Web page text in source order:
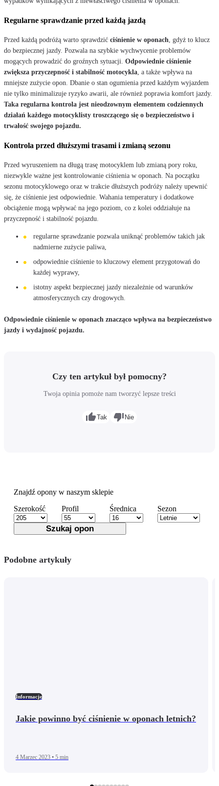
Regularne sprawdzanie przed każdą jazdą
Przed każdą podróżą warto sprawdzić ciśnienie w oponach, gdyż to klucz
do bezpiecznej jazdy. Pozwala na szybkie wychwycenie problemów
mogących prowadzić do groźnych sytuacji. Odpowiednie ciśnienie
zwiększa przyczepność i stabilność motocykla, a także wpływa na
mniejsze zużycie opon. Dbanie o stan ogumienia przed każdym wyjazdem
nie tylko minimalizuje ryzyko awarii, ale również poprawia komfort jazdy.
Taka regularna kontrola jest nieodzownym elementem codziennych
działań każdego motocyklisty troszczącego się o bezpieczeństwo i
trwałość swojego pojazdu.
Kontrola przed dłuższymi trasami i zmianą sezonu
Przed wyruszeniem na długą trasę motocyklem lub zmianą pory roku,
niezwykle ważne jest kontrolowanie ciśnienia w oponach. Na początku
sezonu motocyklowego oraz w trakcie dłuższych podróży należy upewnić
się, że ciśnienie jest odpowiednie. Wahania temperatury i dodatkowe
obciążenie mogą wpływać na jego poziom, co z kolei oddziałuje na
przyczepność i stabilność pojazdu.
regularne sprawdzanie pozwala uniknąć problemów takich jak
nadmierne zużycie paliwa,
odpowiednie ciśnienie to kluczowy element przygotowań do
każdej wyprawy,
istotny aspekt bezpiecznej jazdy niezależnie od warunków
atmosferycznych czy drogowych.
Odpowiednie ciśnienie w oponach znacząco wpływa na bezpieczeństwo
jazdy i wydajność pojazdu.
Czy ten artykuł był pomocny?
Twoja opinia pomoże nam tworzyć lepsze treści
Tak Nie
Znajdź opony w naszym sklepie
Szerokość
Profil Średnica Sezon
Szukaj opon
Podobne artykuły
Informacje
Jakie powinno być ciśnienie w oponach letnich?
4 Marzec 2023 • 5 min